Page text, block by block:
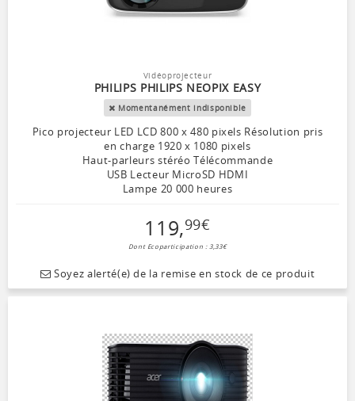
Vidéoprojecteur
PHILIPS PHILIPS NEOPIX EASY
Momentanément indisponible
Pico projecteur LED LCD 800 x 480 pixels Résolution pris
en charge 1920 x 1080 pixels
Haut-parleurs stéréo Télécommande
USB Lecteur MicroSD HDMI
Lampe 20 000 heures
119,99€
Dont Ecoparticipation : 3,33€
Soyez alerté(e) de la remise en stock de ce produit